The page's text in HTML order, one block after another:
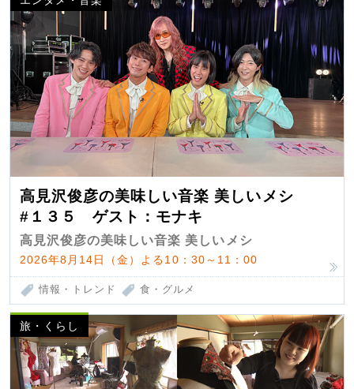
高見沢俊彦の美味しい音楽 美しいメシ
#１３５ ゲスト：モナキ
高見沢俊彦の美味しい音楽 美しいメシ
2026年8月14日（金）よる10：30～11：00
情報・トレンド 食・グルメ
旅・くらし